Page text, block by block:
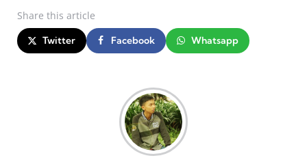
Share this article
Twitter Facebook Whatsapp